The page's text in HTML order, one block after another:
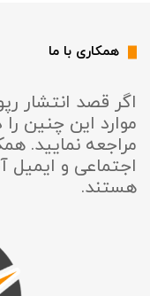
همکاری با ما
اگر قصد انتشار
موارد این چنین
مراجعه نمایید.
اجتماعی و ایمیل
هستند.